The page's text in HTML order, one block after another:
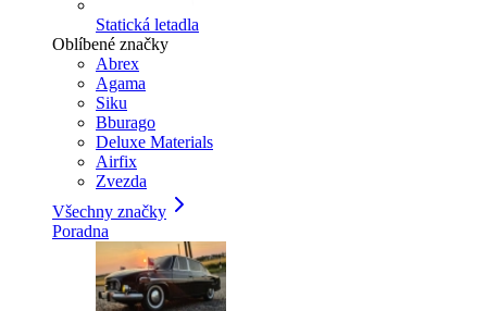
Statická letadla
Oblíbené značky
Abrex
Agama
Siku
Bburago
Deluxe Materials
Airfix
Zvezda
Všechny značky
Poradna